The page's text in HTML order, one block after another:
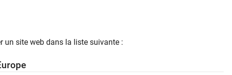
point tolerance: Absoluteparameter specifies the value of
floating-point tolerance equation is
max(absTol, relTol*
un site web dans la liste suivante :